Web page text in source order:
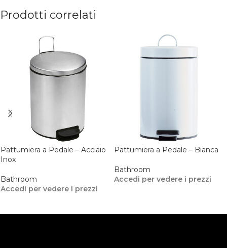
Prodotti correlati
Pattumiera a Pedale – Acciaio
Inox
Bathroom
Accedi per vedere i prezzi
Pattumiera a Pedale – Bianca
Bathroom
Accedi per vedere i prezzi